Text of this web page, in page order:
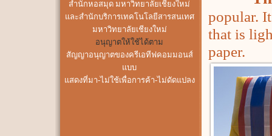
สำนักหอสมุด มหาวิทยาลัยเชียงใหม่
และสำนักบริการเทคโนโลยีสารสนเทศ
มหาวิทยาลัยเชียงใหม่
อนุญาตให้ใช้ได้ตาม
สัญญาอนุญาตของครีเอทีฟคอมมอนส์
แบบ
แสดงที่มา-ไม่ใช้เพื่อการค้า-ไม่ดัดแปลง
popular.
that is
paper.